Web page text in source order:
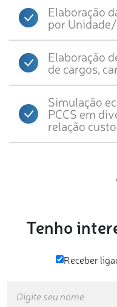
Elaboração
por
Elaboração
de cargos,
Simulação
PCCS em
relação
Tenho
Receber